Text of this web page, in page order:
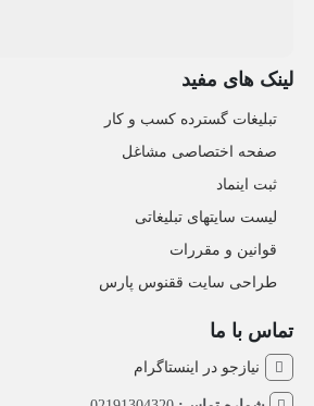
لینک های مفید
تبلیغات گسترده کسب و کار
صفحه اختصاصی مشاغل
ثبت اینماد
لیست سایتهای تبلیغاتی
قوانین و مقررات
طراحی سایت ققنوس پارس
تماس با ما
نیازجو در اینستاگرام